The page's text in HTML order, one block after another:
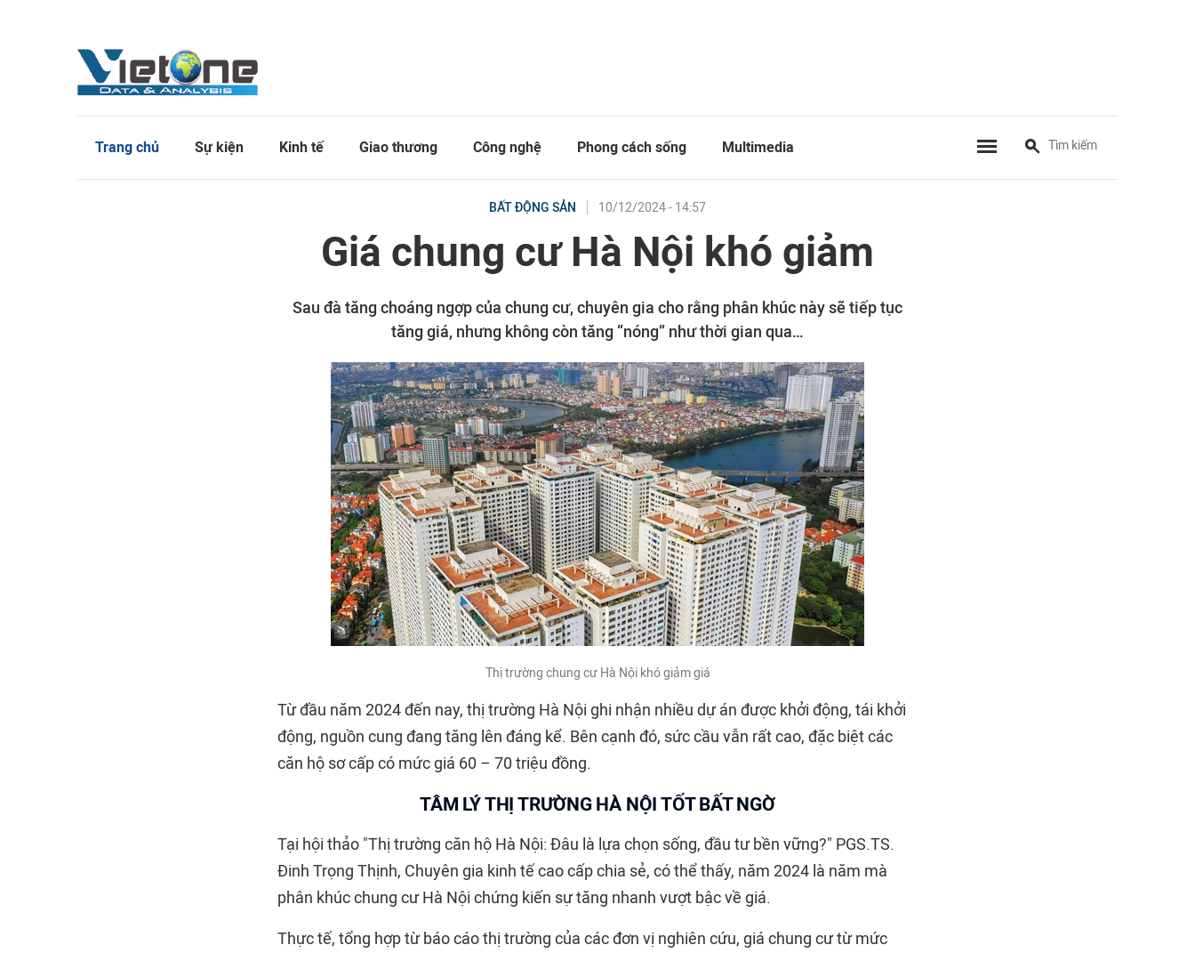
Trang chủ Sự kiện Kinh tế Giao thương Công nghệ Phong cách sống Multimedia
BẤT ĐỘNG SẢN 10/12/2024 - 14:57
Giá chung cư Hà Nội khó giảm
Sau đà tăng choáng ngợp của chung cư, chuyên gia cho rằng phân khúc này sẽ tiếp tục
tăng giá, nhưng không còn tăng “nóng” như thời gian qua…
Thị trường chung cư Hà Nội khó giảm giá
Từ đầu năm 2024 đến nay, thị trường Hà Nội ghi nhận nhiều dự án được khởi động, tái khởi
động, nguồn cung đang tăng lên đáng kể. Bên cạnh đó, sức cầu vẫn rất cao, đặc biệt các
căn hộ sơ cấp có mức giá 60 – 70 triệu đồng.
TÂM LÝ THỊ TRƯỜNG HÀ NỘI TỐT BẤT NGỜ
Tại hội thảo "Thị trường căn hộ Hà Nội: Đâu là lựa chọn sống, đầu tư bền vững?" PGS.TS.
Đinh Trọng Thịnh, Chuyên gia kinh tế cao cấp chia sẻ, có thể thấy, năm 2024 là năm mà
phân khúc chung cư Hà Nội chứng kiến sự tăng nhanh vượt bậc về giá.
Thực tế, tổng hợp từ báo cáo thị trường của các đơn vị nghiên cứu, giá chung cư từ mức